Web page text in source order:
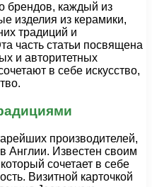
брендов, каждый из
изделия из керамики,
традиций и
часть статьи посвящена
и авторитетных
в себе искусство,
производителей,
Англии. Известен своим
сочетает в себе
Визитной карточкой